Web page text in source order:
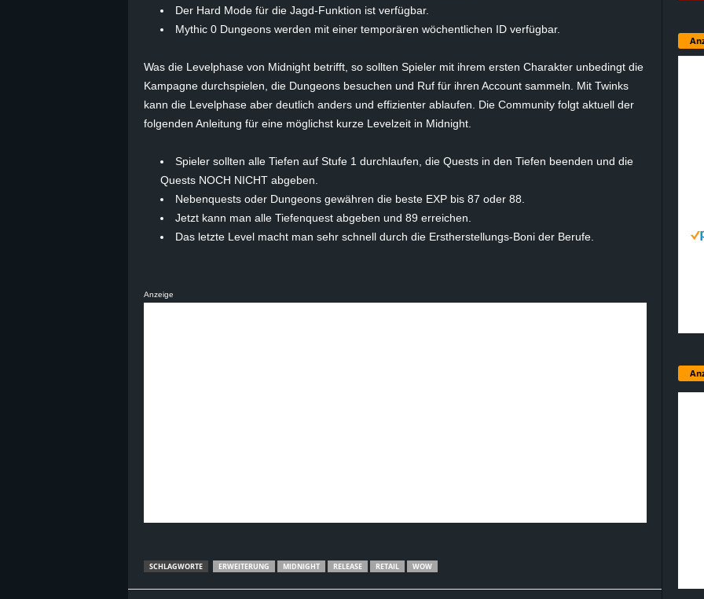
l
Der Hard Mode für die Jagd-Funktion ist verfügbar.
Mythic 0 Dungeons werden mit einer temporären wöchentlichen ID verfügbar.
Was die Levelphase von Midnight betrifft, so sollten Spieler mit ihrem ersten Charakter unbedingt die
Kampagne durchspielen, die Dungeons besuchen und Ruf für ihren Account sammeln. Mit Twinks
kann die Levelphase aber deutlich anders und effizienter ablaufen. Die Community folgt aktuell der
folgenden Anleitung für eine möglichst kurze Levelzeit in Midnight.
Spieler sollten alle Tiefen auf Stufe 1 durchlaufen, die Quests in den Tiefen beenden und die
Quests NOCH NICHT abgeben.
Nebenquests oder Dungeons gewähren die beste EXP bis 87 oder 88.
Jetzt kann man alle Tiefenquest abgeben und 89 erreichen.
Das letzte Level macht man sehr schnell durch die Erstherstellungs-Boni der Berufe.
Anzeige
SCHLAGWORTE ERWEITERUNG MIDNIGHT RELEASE RETAIL WOW